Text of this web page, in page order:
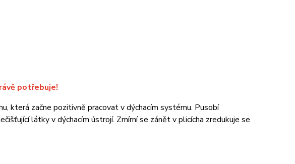
potřebuje!
která začne pozitivně pracovat v dýchacím systému. Pusobí
látky v dýchacím ústrojí. Zmírní se zánět v plicícha zredukuje se